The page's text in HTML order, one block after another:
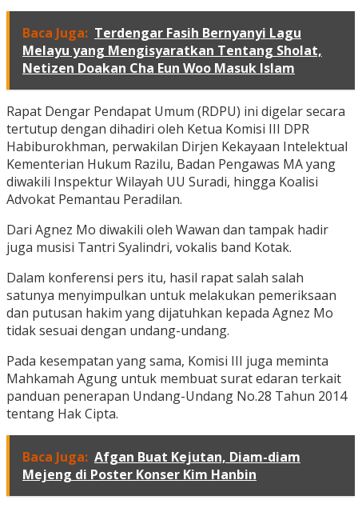
Baca Juga: Terdengar Fasih Bernyanyi Lagu
Melayu yang Mengisyaratkan Tentang Sholat,
Netizen Doakan Cha Eun Woo Masuk Islam
Rapat Dengar Pendapat Umum (RDPU) ini digelar secara
tertutup dengan dihadiri oleh Ketua Komisi III DPR
Habiburokhman, perwakilan Dirjen Kekayaan Intelektual
Kementerian Hukum Razilu, Badan Pengawas MA yang
diwakili Inspektur Wilayah UU Suradi, hingga Koalisi
Advokat Pemantau Peradilan.
Dari Agnez Mo diwakili oleh Wawan dan tampak hadir
juga musisi Tantri Syalindri, vokalis band Kotak.
Dalam konferensi pers itu, hasil rapat salah salah
satunya menyimpulkan untuk melakukan pemeriksaan
dan putusan hakim yang dijatuhkan kepada Agnez Mo
tidak sesuai dengan undang-undang.
Pada kesempatan yang sama, Komisi III juga meminta
Mahkamah Agung untuk membuat surat edaran terkait
panduan penerapan Undang-Undang No.28 Tahun 2014
tentang Hak Cipta.
Baca Juga: Afgan Buat Kejutan, Diam-diam
Mejeng di Poster Konser Kim Hanbin